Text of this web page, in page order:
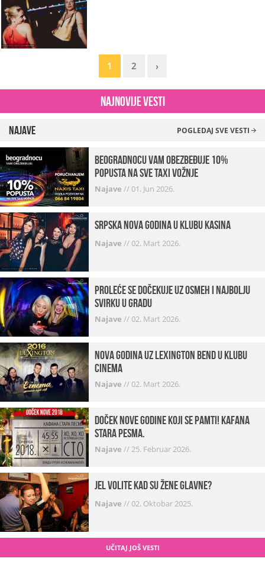
1 2 ›
Najnovije vesti
Najave POGLEDAJ SVE VESTI
beogradnocu vam obezbeđuje 10%
popusta na sve taxi vožnje
Najave //01. Jun 2026.
Srpska Nova godina u klubu Kasina
Najave //02. Mart 2026.
Proleće se dočekuje uz osmeh i najbolju
svirku u gradu
Najave //02. Mart 2026.
Nova godina uz Lexington bend u klubu
Cinema
Najave //02. Mart 2026.
Doček Nove godine koji se pamti! Kafana
Stara pesma.
Najave //25. Februar 2026.
Jel volite kad su žene glavne?
Najave //02. Oktobar 2025.
UČITAJ JOŠ VESTI